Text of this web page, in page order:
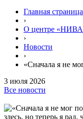
Главная страница
›
О центре
›
Новости
›
«Сначала я не
3 июля 2026
Все новости